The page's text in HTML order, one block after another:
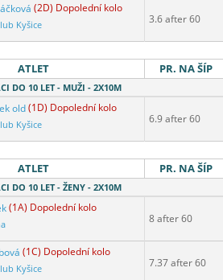
(2D) Dopolední kolo
Kyšice 3.6 after 60
ATLET PR. NA ŠÍP
DO 10 LET - MUŽI - 2X10M
old(1D) Dopolední kolo
Kyšice 6.9 after 60
ATLET PR. NA ŠÍP
DO 10 LET - ŽENY - 2X10M
(1A) Dopolední kolo
8 after 60
(1C) Dopolední kolo
Kyšice 7.37 after 60